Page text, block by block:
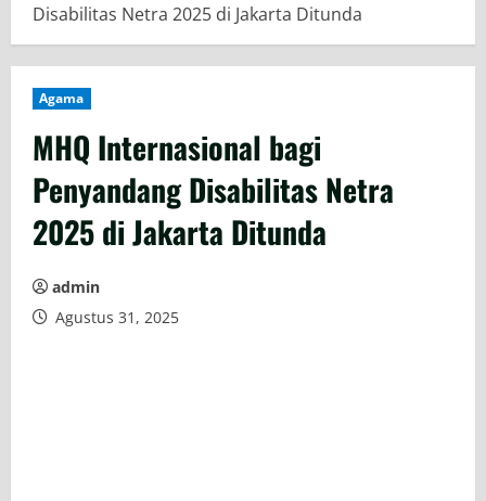
Disabilitas Netra 2025 di Jakarta Ditunda
Agama
MHQ Internasional bagi
Penyandang Disabilitas Netra
2025 di Jakarta Ditunda
admin
Agustus 31, 2025